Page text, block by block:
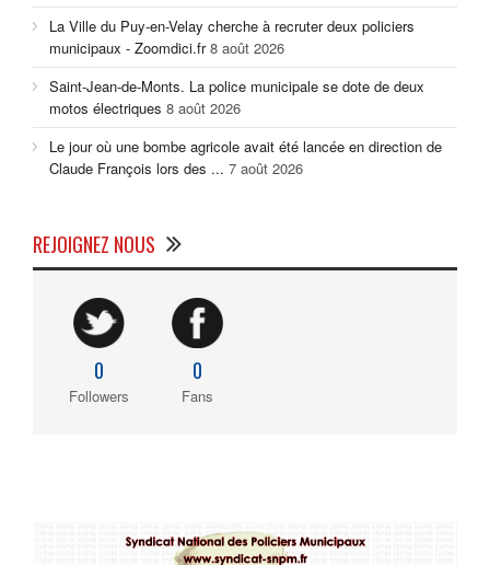
La Ville du Puy-en-Velay cherche à recruter deux policiers
municipaux - Zoomdici.fr 8 août 2026
Saint-Jean-de-Monts. La police municipale se dote de deux
motos électriques 8 août 2026
Le jour où une bombe agricole avait été lancée en direction de
Claude François lors des ... 7 août 2026
REJOIGNEZ NOUS
0
Followers
0
Fans